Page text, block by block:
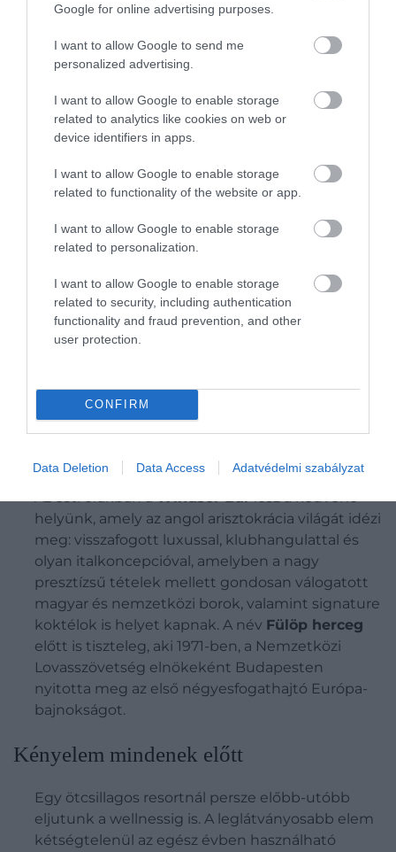
Google for online advertising purposes.
I want to allow Google to send me
personalized advertising.
I want to allow Google to enable storage
related to analytics like cookies on web or
device identifiers in apps.
I want to allow Google to enable storage
related to functionality of the website or app.
I want to allow Google to enable storage
related to personalization.
I want to allow Google to enable storage
related to security, including authentication
functionality and fraud prevention, and other
user protection.
CONFIRM
Data Deletion Data Access Adatvédelmi szabályzat
éppen Coach Bistro? Talán kevesen tudják, de az
angol „coach” szó a magyar „kocsi” kifejezésből
ered, amely
Kocs
település egykor híres, gyors és
kényelmes járműveire vezethető vissza.
Fotó: Mythos Resort
Az esti órákban aWindsor Bárlesz a kedvenc
helyünk, amely az angol arisztokrácia világát idézi
meg: visszafogott luxussal, klubhangulattal és
olyan italkoncepcióval, amelyben a nagy
presztízsű tételek mellett gondosan válogatott
magyar és nemzetközi borok, valamint signature
koktélok is helyet kapnak. A név Fülöp herceg
előtt is tiszteleg, aki 1971-ben, a Nemzetközi
Lovasszövetség elnökeként Budapesten
nyitotta meg az első négyesfogathajtó Európa-
bajnokságot.
Kényelem mindenek előtt
Egy ötcsillagos resortnál persze előbb-utóbb
eljutunk a wellnessig is. A leglátványosabb elem
kétségtelenül az egész évben használható